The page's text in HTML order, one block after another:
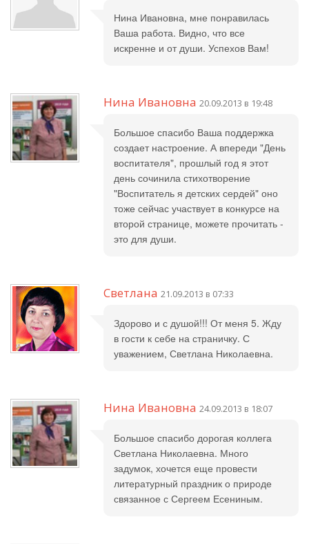
Нина Ивановна, мне понравилась
Ваша работа. Видно, что все
искренне и от души. Успехов Вам!
Нина Ивановна 20.09.2013 в 19:48
Большое спасибо Ваша поддержка
создает настроение. А впереди "День
воспитателя", прошлый год я этот
день сочинила стихотворение
"Воспитатель я детских сердей" оно
тоже сейчас участвует в конкурсе на
второй странице, можете прочитать -
это для души.
Светлана 21.09.2013 в 07:33
Здорово и с душой!!! От меня 5. Жду
в гости к себе на страничку. С
уважением, Светлана Николаевна.
Нина Ивановна 24.09.2013 в 18:07
Большое спасибо дорогая коллега
Светлана Николаевна. Много
задумок, хочется еще провести
литературный праздник о природе
связанное с Сергеем Есениным.